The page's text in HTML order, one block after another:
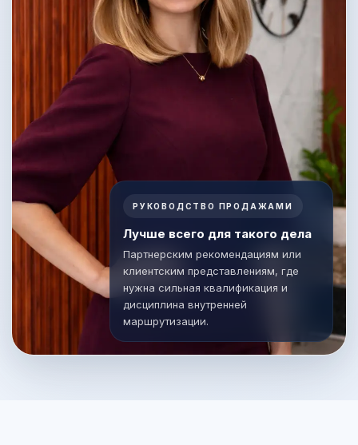
РУКОВОДСТВО ПРОДАЖАМИ
Лучше всего для такого дела
Партнерским рекомендациям или
клиентским представлениям, где
нужна сильная квалификация и
дисциплина внутренней
маршрутизации.